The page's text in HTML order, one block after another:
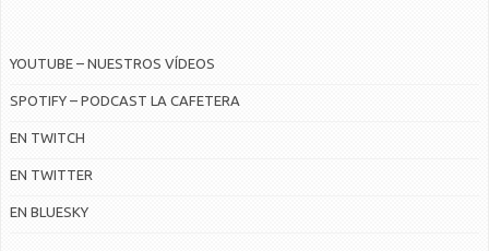
YOUTUBE – NUESTROS VÍDEOS
SPOTIFY – PODCAST LA CAFETERA
EN TWITCH
EN TWITTER
EN BLUESKY